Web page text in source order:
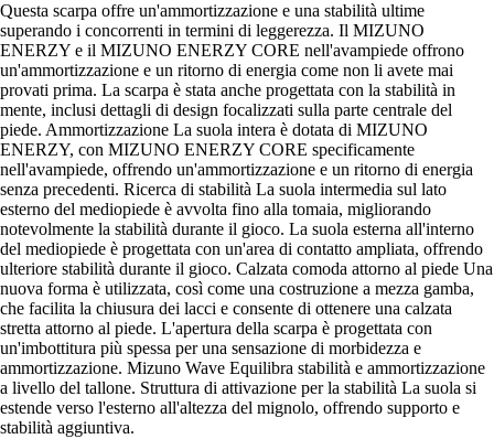
Questa scarpa offre un'ammortizzazione e una stabilità ultime
superando i concorrenti in termini di leggerezza. Il MIZUNO
ENERZY e il MIZUNO ENERZY CORE nell'avampiede offrono
un'ammortizzazione e un ritorno di energia come non li avete mai
provati prima. La scarpa è stata anche progettata con la stabilità in
mente, inclusi dettagli di design focalizzati sulla parte centrale del
piede. Ammortizzazione La suola intera è dotata di MIZUNO
ENERZY, con MIZUNO ENERZY CORE specificamente
nell'avampiede, offrendo un'ammortizzazione e un ritorno di energia
senza precedenti. Ricerca di stabilità La suola intermedia sul lato
esterno del mediopiede è avvolta fino alla tomaia, migliorando
notevolmente la stabilità durante il gioco. La suola esterna all'interno
del mediopiede è progettata con un'area di contatto ampliata, offrendo
ulteriore stabilità durante il gioco. Calzata comoda attorno al piede Una
nuova forma è utilizzata, così come una costruzione a mezza gamba,
che facilita la chiusura dei lacci e consente di ottenere una calzata
stretta attorno al piede. L'apertura della scarpa è progettata con
un'imbottitura più spessa per una sensazione di morbidezza e
ammortizzazione. Mizuno Wave Equilibra stabilità e ammortizzazione
a livello del tallone. Struttura di attivazione per la stabilità La suola si
estende verso l'esterno all'altezza del mignolo, offrendo supporto e
stabilità aggiuntiva.